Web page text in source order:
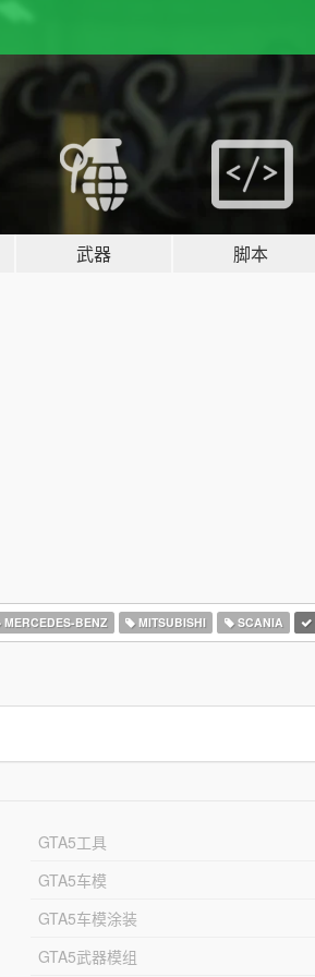
武器 脚本
MERCEDES-BENZ MITSUBISHI SCANIA
GTA5工具
GTA5车模
GTA5车模涂装
GTA5武器模组